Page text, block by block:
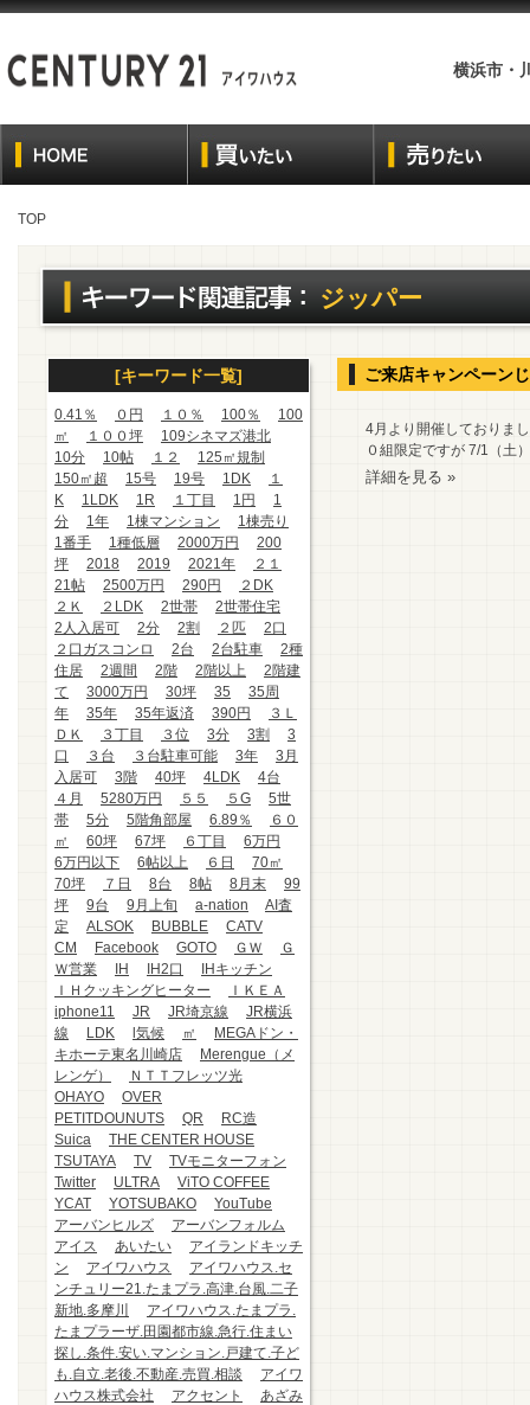
横浜市・
TOP
ジッパー
[キーワード一覧]
0.41％ ０円 １０％ 100％
100
㎡
１００坪
109シネマズ港北
10分
10帖 １２
125㎡規制
150㎡超
15号 19号 1DK
１
K
1LDK 1R １丁目 1円
1
分
1年 1棟マンション
1棟売り
1番手
1種低層 2000万円
200
坪
2018 2019 2021年
２１
21帖
2500万円 290円
２DK
２Ｋ
２LDK 2世帯
2世帯住宅
2人入居可
2分 2割 ２匹
2口
２口ガスコンロ
2台 2台駐車
2種
住居
2週間 2階 2階以上
2階建
て
3000万円 30坪 35
35周
年
35年 35年返済 390円
３Ｌ
ＤＫ
３丁目 ３位 3分 3割
3
口
３台 ３台駐車可能 3年
3月
入居可
3階 40坪 4LDK
4台
４月
5280万円 ５５ ５G
5世
帯
5分 5階角部屋 6.89％
６０
㎡
60坪 67坪 ６丁目
6万円
6万円以下
6帖以上 ６日
70㎡
70坪
７日 8台 8帖 8月末
99
坪
9台 9月上旬 a-nation
AI査
定
ALSOK BUBBLE
CATV
CM
Facebook GOTO ＧＷ
Ｇ
Ｗ営業
IH IH2口
IHキッチン
ＩＨクッキングヒーター
ＩＫＥＡ
iphone11
JR JR埼京線
JR横浜
線
LDK l気候 ㎡
MEGAドン・
キホーテ東名川崎店
Merengue（メ
レンゲ）
ＮＴＴフレッツ光
OHAYO
OVER
PETITDOUNUTS
QR
RC造
Suica
THE CENTER HOUSE
TSUTAYA
TV
TVモニターフォン
Twitter
ULTRA
ViTO COFFEE
YCAT
YOTSUBAKO
YouTube
アーバンヒルズ
アーバンフォルム
アイス
あいたい
アイランドキッチ
ン
アイワハウス
アイワハウス.セ
ンチュリー21.たまプラ.高津.台風.二子
新地.多摩川
アイワハウス.たまプラ.
たまプラーザ.田園都市線.急行.住まい
探し.条件.安い.マンション.戸建て.子ど
も.自立.老後.不動産.売買.相談
アイワ
ハウス株式会社
アクセント
あざみ
ご来店キャンペーン
4月より開催しておりま
０組限定ですが 7/1（土
詳細を見る »